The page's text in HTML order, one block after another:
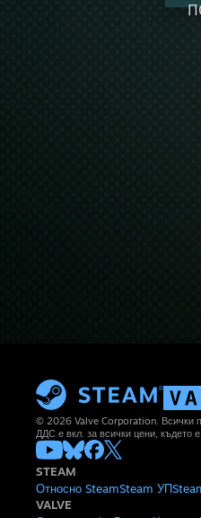
© 2026 Valve Corporation. Всички
ДДС е вкл. за всички цени, където
STEAM
Относно SteamSteam УП
VALVE